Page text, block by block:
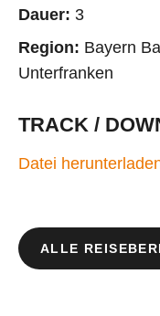
Dauer: 3
Region: Bayern
Unterfranken
TRACK /
Datei
ALLE